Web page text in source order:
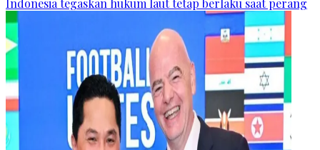
Indonesia tegaskan hukum laut tetap berlaku saat perang